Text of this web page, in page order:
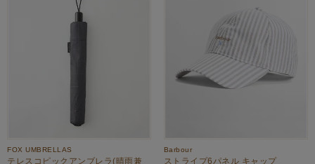
FOX UMBRELLAS
テレスコピックアンブレラ(晴雨兼
Barbour
ストライプ6パネル キャップ